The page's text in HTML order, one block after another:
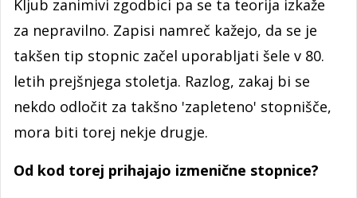
Kljub zanimivi zgodbici pa se ta teorija izkaže
za nepravilno. Zapisi namreč kažejo, da se je
takšen tip stopnic začel uporabljati šele v 80.
letih prejšnjega stoletja. Razlog, zakaj bi se
nekdo odločit za takšno 'zapleteno' stopnišče,
mora biti torej nekje drugje.
Od kod torej prihajajo izmenične stopnice?